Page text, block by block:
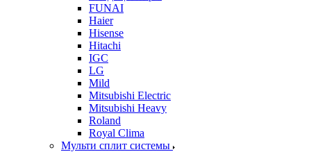
FUNAI
Haier
Hisense
Hitachi
IGC
LG
Mild
Mitsubishi Electric
Mitsubishi Heavy
Roland
Royal Clima
Мульти сплит системы